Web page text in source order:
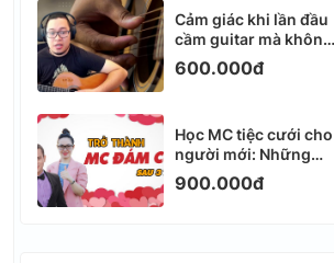
Cảm giác khi lần đầu
cầm guitar mà không
biết bắt đầu từ đâu
600.000đ
Học MC tiệc cưới cho
người mới: Những
ngày đầu thực sự khá
ngợp
900.000đ